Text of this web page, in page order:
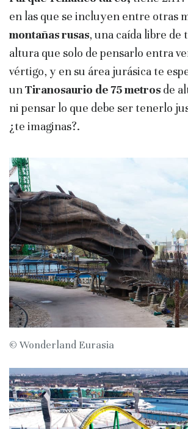
en las que se incluyen entre otras
montañas rusas, una caída libre de
altura que solo de pensarlo entra
vértigo, y en su área jurásica te
unTiranosaurio de 75 metros de
ni pensar lo que debe ser tenerlo
¿te imaginas?.
© Wonderland Eurasia